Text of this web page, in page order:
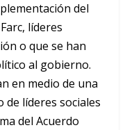
del
líderes
o que se han
al gobierno.
en medio de una
de líderes sociales
del Acuerdo